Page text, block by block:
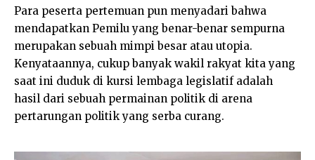
Para peserta pertemuan pun menyadari bahwa
mendapatkan Pemilu yang benar-benar sempurna
merupakan sebuah mimpi besar atau utopia.
Kenyataannya, cukup banyak wakil rakyat kita yang
saat ini duduk di kursi lembaga legislatif adalah
hasil dari sebuah permainan politik di arena
pertarungan politik yang serba curang.